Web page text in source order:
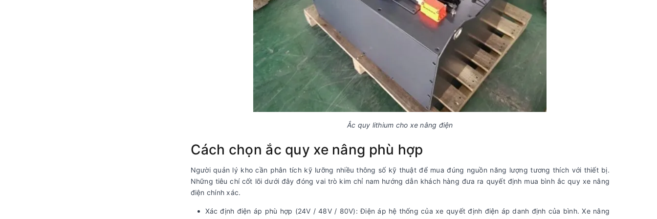
Ắc quy lithium cho xe nâng điện
Cách chọn ắc quy xe nâng phù hợp
Người quản lý kho cần phân tích kỹ lưỡng nhiều thông số kỹ thuật để mua đúng nguồn năng lượng tương thích với thiết bị.
Những tiêu chí cốt lõi dưới đây đóng vai trò kim chỉ nam hướng dẫn khách hàng đưa ra quyết định mua bình ắc quy xe nâng
điện chính xác.
Xác định điện áp phù hợp (24V / 48V / 80V): Điện áp hệ thống của xe quyết định điện áp danh định của bình. Xe nâng